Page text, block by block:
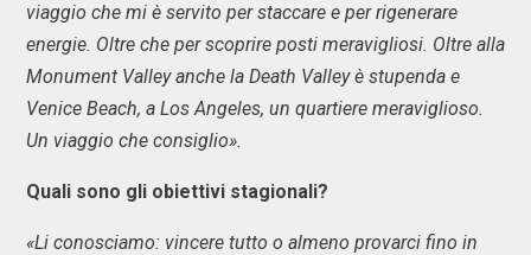
viaggio che mi è servito per staccare e per rigenerare
energie. Oltre che per scoprire posti meravigliosi. Oltre alla
Monument Valley anche la Death Valley è stupenda e
Venice Beach, a Los Angeles, un quartiere meraviglioso.
Un viaggio che consiglio».
Quali sono gli obiettivi stagionali?
«Li conosciamo: vincere tutto o almeno provarci fino in